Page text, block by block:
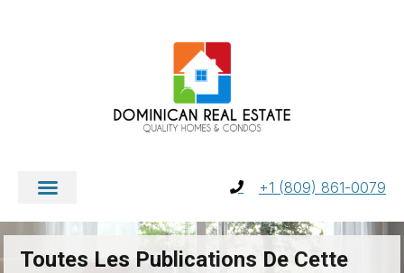
+1 (809) 861-0079
Toutes Les Publications De Cette